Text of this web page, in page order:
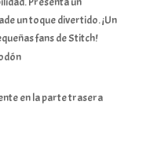
un toque divertido. ¡Un
fans de Stitch!
en la parte trasera